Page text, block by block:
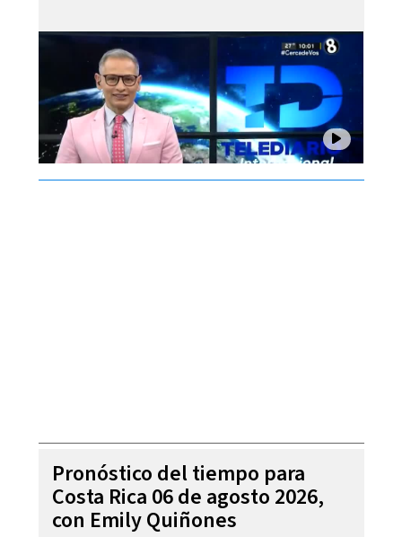
Pronóstico del tiempo para
Costa Rica 06 de agosto 2026,
con Emily Quiñones